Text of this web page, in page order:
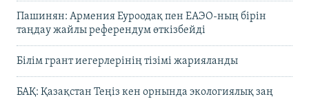
Пашинян: Армения Еуроодақ пен ЕАЭО-ның бірін
таңдау жайлы референдум өткізбейді
Білім грант иегерлерінің тізімі жарияланды
БАҚ: Қазақстан Теңіз кен орнында экологиялық заң